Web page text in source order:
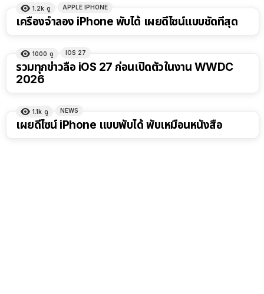
1.2k ดู APPLE IPHONE
เครื่องจำลอง iPhone พับได้ เผยดีไซน์แบบชัดที่สุด
1000 ดู IOS 27
รวมทุกข่าวลือ iOS 27 ก่อนเปิดตัวในงาน WWDC
2026
1.1k ดู NEWS
เผยดีไซน์ iPhone แบบพับได้ พับเหมือนหนังสือ